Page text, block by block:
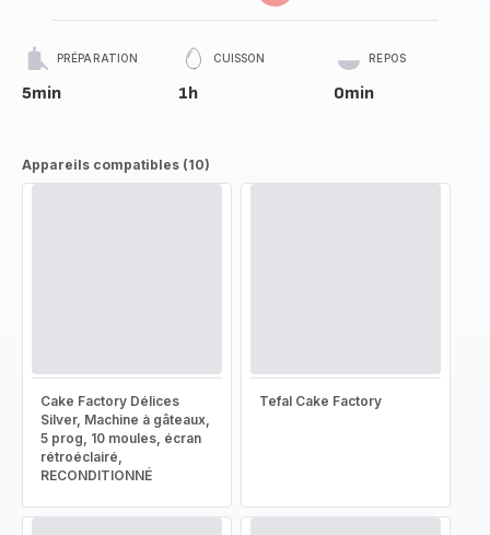
PRÉPARATION
5min
CUISSON
1h
REPOS
0min
Appareils compatibles (10)
Cake Factory Délices
Silver, Machine à gâteaux,
5 prog, 10 moules, écran
rétroéclairé,
RECONDITIONNÉ
Tefal Cake Factory